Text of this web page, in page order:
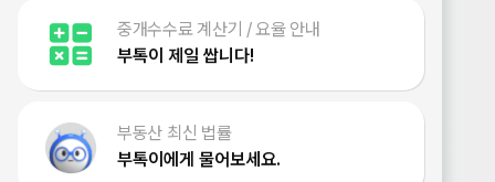
중개수수료 계산기 / 요율 안내
부톡이 제일 쌉니다!
부동산 최신 법률
부톡이에게 물어보세요.